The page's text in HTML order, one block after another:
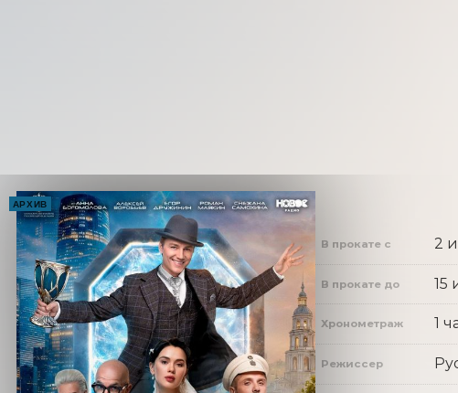
АРХИВ
В прокате с 2
В прокате до 15
Хронометраж 1
Режиссер